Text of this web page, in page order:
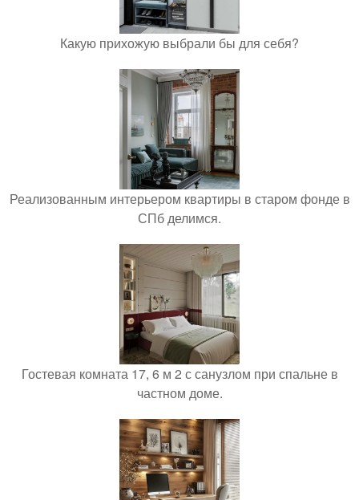
Какую прихожую выбрали бы для себя?
Реализованным интерьером квартиры в старом фонде в
СПб делимся.
Гостевая комната 17, 6 м 2 с санузлом при спальне в
частном доме.